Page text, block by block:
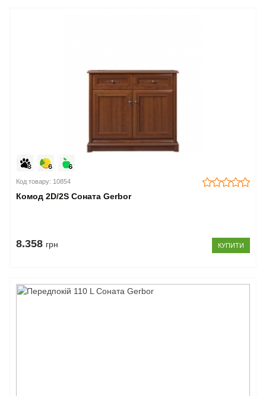
Код товару: 10854
Комод 2D/2S Соната Gerbor
8.358 грн КУПИТИ